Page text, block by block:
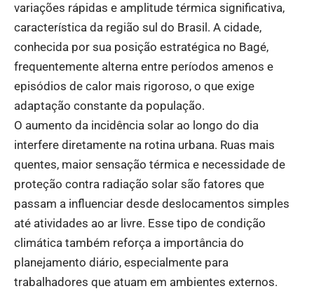
variações rápidas e amplitude térmica significativa,
característica da região sul do Brasil. A cidade,
conhecida por sua posição estratégica no Bagé,
frequentemente alterna entre períodos amenos e
episódios de calor mais rigoroso, o que exige
adaptação constante da população.
O aumento da incidência solar ao longo do dia
interfere diretamente na rotina urbana. Ruas mais
quentes, maior sensação térmica e necessidade de
proteção contra radiação solar são fatores que
passam a influenciar desde deslocamentos simples
até atividades ao ar livre. Esse tipo de condição
climática também reforça a importância do
planejamento diário, especialmente para
trabalhadores que atuam em ambientes externos.